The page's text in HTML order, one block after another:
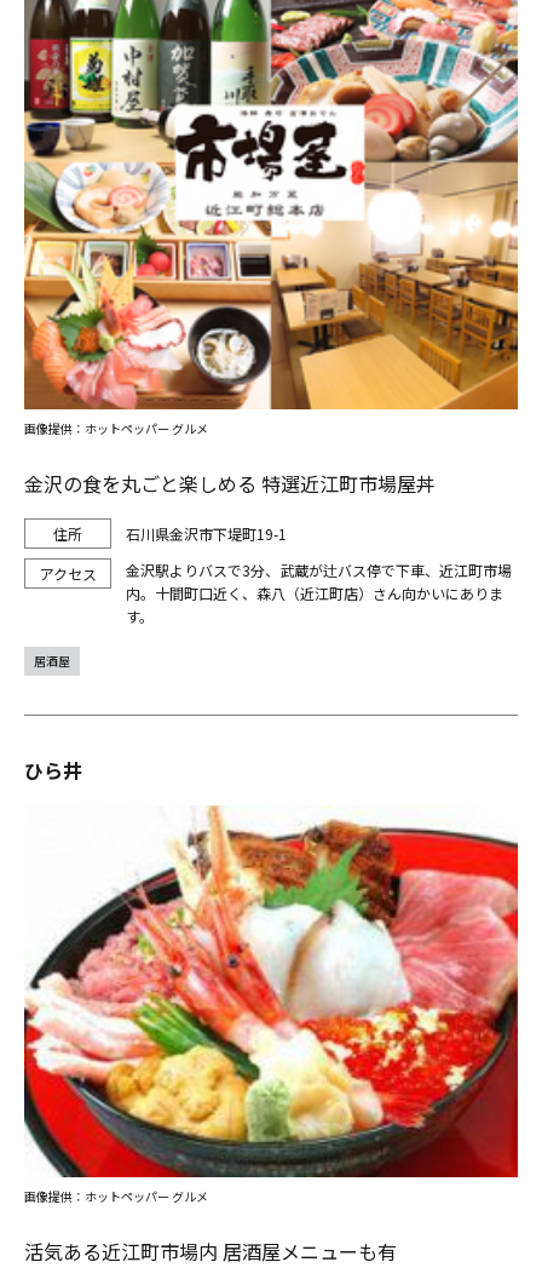
金沢の食を丸ごと楽しめる 特選近江町市場屋丼
石川県金沢市下堤町19-1
金沢駅よりバスで3分、武蔵が辻バス停で下車、近江町市場
内。十間町口近く、森八（近江町店）さん向かいにありま
す。
画像提供：ホットペッパー グルメ
居酒屋
ひら井
活気ある近江町市場内 居酒屋メニューも有
画像提供：ホットペッパー グルメ